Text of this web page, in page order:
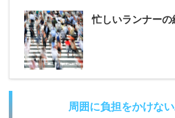
忙しいランナーの
周囲に負担をかけな